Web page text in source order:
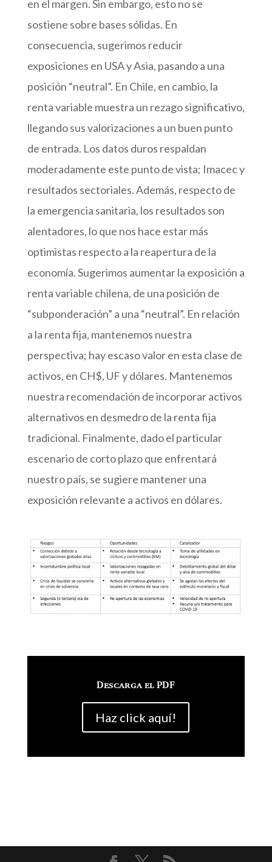
en el margen. Sin embargo, esto no se
sostiene sobre bases sólidas. En
consecuencia, sugerimos reducir
exposiciones en USA y Asia, pasando a una
posición “neutral”. En Chile, en cambio, la
renta variable muestra un rezago significativo,
llegando sus valorizaciones a un buen punto
de entrada. Los datos duros respaldan
moderadamente este punto de vista; Imacec y
resultados sectoriales. Además, respecto de
la emergencia sanitaria, los resultados son
alentadores, lo que nos hace estar más
optimistas respecto a la reapertura de la
economía. Sugerimos aumentar la exposición a
renta variable chilena, de una posición de
“subponderación” a una “neutral”. En relación
a la renta fija, mantenemos nuestra
perspectiva; hay escaso valor en esta clase de
activos, en CH$, UF y dólares. Mantenemos
nuestra recomendación de incorporar activos
alternativos en desmedro de la renta fija
tradicional. Finalmente, dado el particular
escenario de corto plazo que enfrentará
nuestro país, se sugiere mantener una
exposición relevante a activos en dólares.
Descarga el PDF
Haz click aquí!